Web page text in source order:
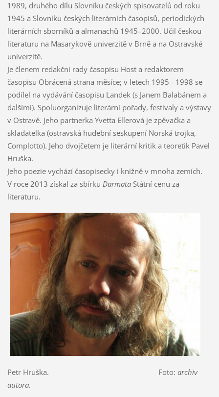
1989, druhého dílu Slovníku českých spisovatelů od roku
1945 a Slovníku českých literárních časopisů, periodických
literárních sborníků a almanachů 1945–2000. Učil českou
literaturu na Masarykově univerzitě v Brně a na Ostravské
univerzitě.
Je členem redakční rady časopisu Host a redaktorem
časopisu Obrácená strana měsíce; v letech 1995 - 1998 se
podílel na vydávání časopisu Landek (s Janem Balabánem a
dalšími). Spoluorganizuje literární pořady, festivaly a výstavy
v Ostravě. Jeho partnerka Yvetta Ellerová je zpěvačka a
skladatelka (ostravská hudební seskupení Norská trojka,
Complotto). Jeho dvojčetem je literární kritik a teoretik Pavel
Hruška.
Jeho poezie vychází časopisecky i knižně v mnoha zemích.
V roce 2013 získal za sbírku DarmataStátní cenu za
literaturu.
Petr Hruška. Foto: archiv
autora.